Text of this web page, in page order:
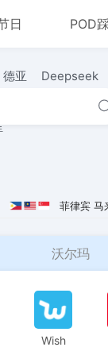
日 POD
德亚 Deepseek
菲律宾 马
沃尔玛
Wish